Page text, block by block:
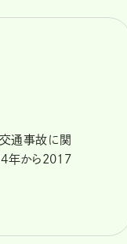
交通事故に関
年から2017